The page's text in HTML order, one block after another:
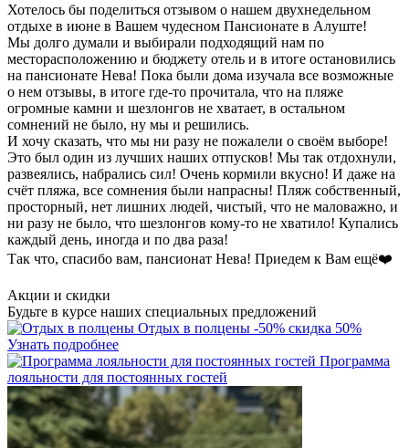
Хотелось бы поделиться отзывом о нашем двухнедельном
отдыхе в июне в Вашем чудесном Пансионате в Алуште!
Мы долго думали и выбирали подходящий нам по
месторасположению и бюджету отель и в итоге остановились
на пансионате Нева! Пока были дома изучала все возможные
о нем отзывы, в итоге где-то прочитала, что на пляже
огромные камни и шезлонгов не хватает, в остальном
сомнений не было, ну мы и решились.
И хочу сказать, что мы ни разу не пожалели о своём выборе!
Это был один из лучших наших отпусков! Мы так отдохнули,
развеялись, набрались сил! Очень кормили вкусно! И даже на
счёт пляжа, все сомнения были напрасны! Пляж собственный,
просторный, нет лишних людей, чистый, что не маловажно, и
ни разу не было, что шезлонгов кому-то не хватило! Купались
каждый день, иногда и по два раза!
Так что, спасибо вам, пансионат Нева! Приедем к Вам ещё❤️
Акции и скидки
Будьте в курсе наших специальных предложений
Отдых в полцены -50% скидка 50%
Узнать подробнее
Программа
лояльности для постоянных гостей